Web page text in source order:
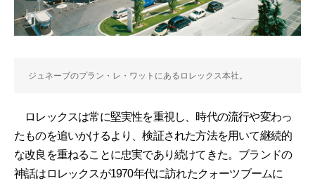
ジュネーブのプラン・レ・ワットにあるロレックス本社。
ロレックスは常に堅実性を重視し、時代の流行や変わっ
たものを追いかけるより、検証された方法を用いて継続的
な改良を重ねることに忠実であり続けてきた。ブランドの
神話はロレックスが1970年代に訪れたクォーツブームに